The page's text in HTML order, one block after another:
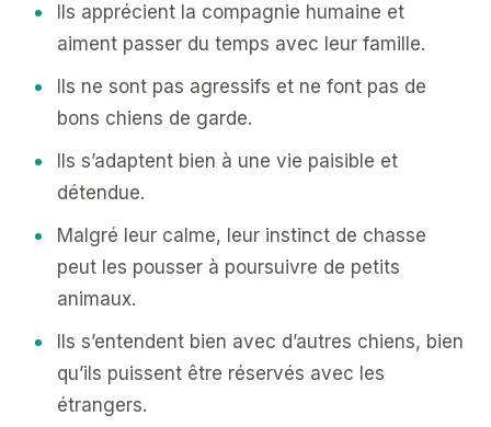
Ils apprécient la compagnie humaine et
aiment passer du temps avec leur famille.
Ils ne sont pas agressifs et ne font pas de
bons chiens de garde.
Ils s’adaptent bien à une vie paisible et
détendue.
Malgré leur calme, leur instinct de chasse
peut les pousser à poursuivre de petits
animaux.
Ils s’entendent bien avec d’autres chiens, bien
qu’ils puissent être réservés avec les
étrangers.